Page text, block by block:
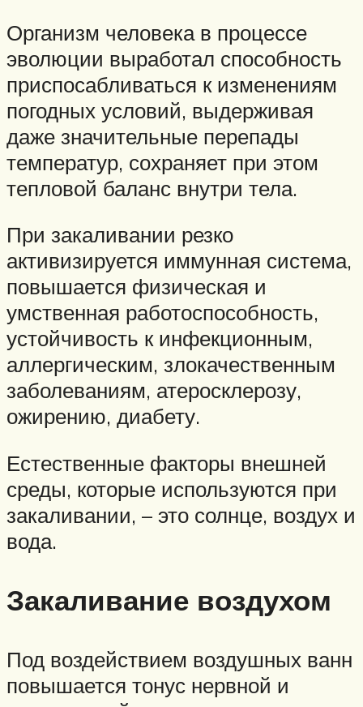
Организм человека в процессе
эволюции выработал способность
приспосабливаться к изменениям
погодных условий, выдерживая
даже значительные перепады
температур, сохраняет при этом
тепловой баланс внутри тела.
При закаливании резко
активизируется иммунная система,
повышается физическая и
умственная работоспособность,
устойчивость к инфекционным,
аллергическим, злокачественным
заболеваниям, атеросклерозу,
ожирению, диабету.
Естественные факторы внешней
среды, которые используются при
закаливании, – это солнце, воздух и
вода.
Закаливание воздухом
Под воздействием воздушных ванн
повышается тонус нервной и